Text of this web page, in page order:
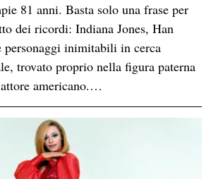
81 anni. Basta solo una frase per
dei ricordi: Indiana Jones, Han
personaggi inimitabili in cerca
trovato proprio nella figura paterna
americano.…